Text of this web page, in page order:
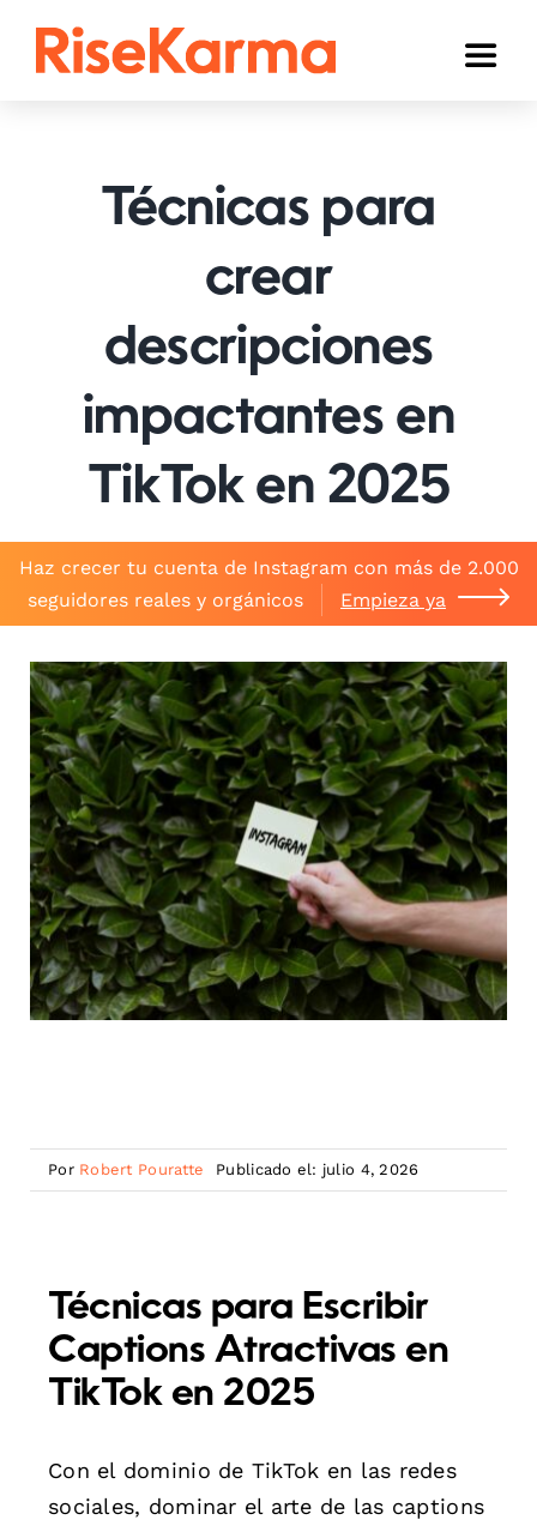
Toggle
TikTok
Twitter (𝕏)
Otros
Carrito
Técnicas para
crear
descripciones
impactantes en
TikTok en 2025
Haz crecer tu cuenta de Instagram con más de 2.000
seguidores reales y orgánicos
Empieza ya
Por Robert Pouratte Publicado el: julio 4, 2026
Técnicas para Escribir
Captions Atractivas en
TikTok en 2025
Con el dominio de TikTok en las redes
sociales, dominar el arte de las captions